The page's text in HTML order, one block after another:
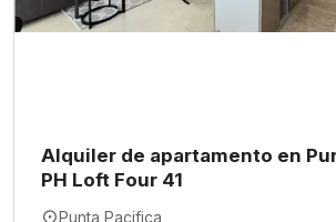
Alquiler de apartamento en
PH Loft Four 41
Punta Pacifica